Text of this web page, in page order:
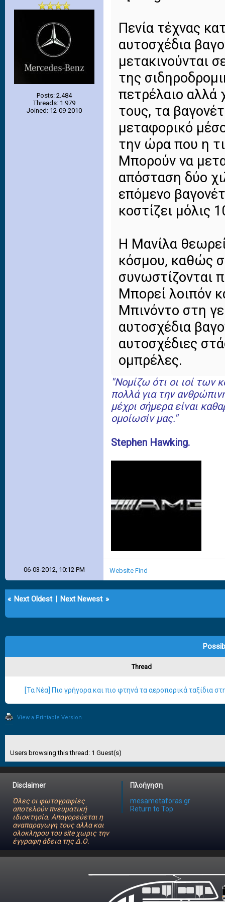
Posts: 2.484
Threads: 1.979
Joined: 12-09-2010
Πενία τέχνας
αυτοσχέδια
μετακινούνται
της
πετρέλαιο αλλά
τους, τα
μεταφορικό
την ώρα που η
Μπορούν να
απόσταση δύο
επόμενο
κοστίζει μόλις
Η Μανίλα
κόσμου, καθώς
συνωστίζονται
Μπορεί λοιπόν
Μπινόντο στη
αυτοσχέδια
αυτοσχέδιες
ομπρέλες.
''Νομίζω ότι οι ιοί των
πολλά για την
μέχρι σήμερα είναι
ομοίωσίν μας.''
Stephen Hawking.
06-03-2012, 10:12 PM Website Find
« Next Oldest | Next Newest »
Thread
[Τα Νέα] Πιο γρήγορα και πιο φτηνά τα αεροπορικά ταξίδια
View a Printable Version
Users browsing this thread: 1 Guest(s)
Disclaimer
Όλες οι φωτογραφίες
αποτελούν πνευματική
ιδιοκτησία. Απαγορεύεται η
αναπαραγωγη τους αλλα και
ολοκληρου του site χωρις την
έγγραφη άδεια της Δ.Ο.
Πλοήγηση
mesametaforas.gr
Return to Top